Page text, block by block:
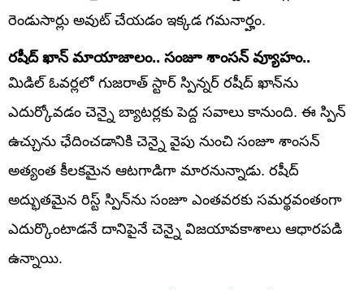
రెండుసార్లు అవుట్ చేయడం ఇక్కడ గమనార్హం.
రషీద్ ఖాన్ మాయాజాలం.. సంజూ శాంసన్ వ్యూహం..
మిడిల్ ఓవర్లలో గుజరాత్ స్టార్ స్పిన్నర్ రషీద్ ఖాన్‌ను
ఎదుర్కోవడం చెన్నై బ్యాటర్లకు పెద్ద సవాలు కానుంది. ఈ స్పిన్
ఉచ్చును ఛేదించడానికి చెన్నై వైపు నుంచి సంజూ శాంసన్
అత్యంత కీలకమైన ఆటగాడిగా మారనున్నాడు. రషీద్
అద్భుతమైన రిస్ట్ స్పిన్‌ను సంజూ ఎంతవరకు సమర్థవంతంగా
ఎదుర్కొంటాడనే దానిపైనే చెన్నై విజయావకాశాలు ఆధారపడి
ఉన్నాయి.